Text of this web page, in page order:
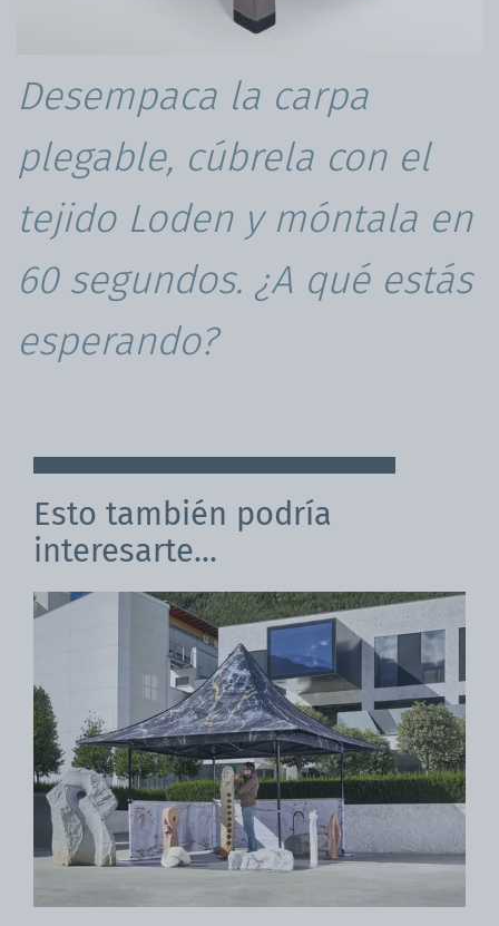
Desempaca la carpa
plegable, cúbrela con el
tejido Loden y móntala en
60 segundos. ¿A qué estás
esperando?
Esto también podría
interesarte...